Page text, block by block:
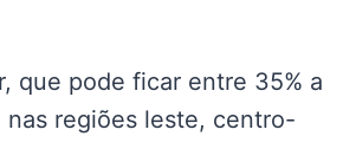
que pode ficar entre 35% a
nas regiões leste, centro-